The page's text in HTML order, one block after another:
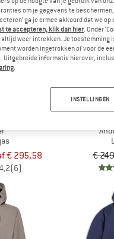
€ 295,58
(6)
-60%
€
om je gegevens te
ga je ermee akkoord dat we
te accepteren, klik dan hier. Onder
altijd weer intrekken. Je
worden ingetrokken of voor de
Uitgebreide informatie hierover,
.
INSTELLINGEN